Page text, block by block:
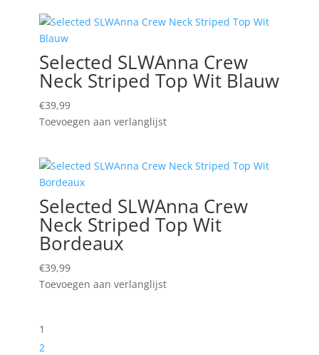
Selected SLWAnna Crew
Neck Striped Top Wit Blauw
€39,99
Toevoegen aan verlanglijst
Selected SLWAnna Crew
Neck Striped Top Wit
Bordeaux
€39,99
Toevoegen aan verlanglijst
1
2